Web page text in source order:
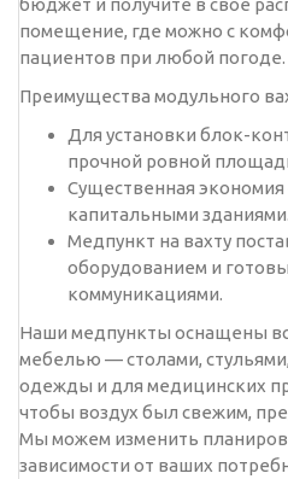
бюджет и получите в свое
помещение, где можно с
пациентов при любой погоде.
Преимущества модульного
Для установки блок-
прочной ровной
Существенная
капитальными зданиями.
Медпункт на вахту
оборудованием и
коммуникациями.
Наши медпункты оснащены
мебелью — столами,
одежды и для медицинских
чтобы воздух был свежим,
Мы можем изменить
зависимости от ваших